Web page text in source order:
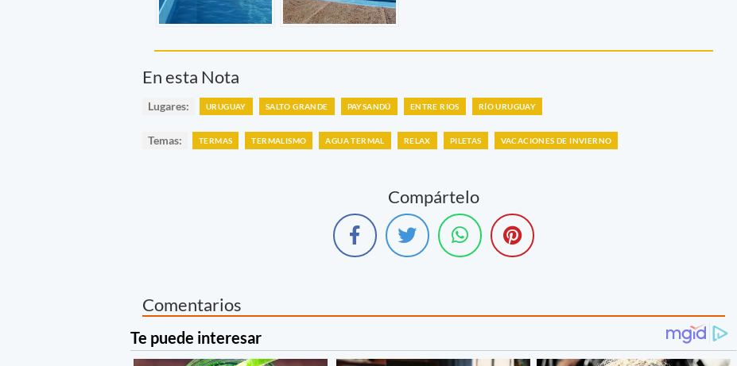
En esta Nota
Lugares: URUGUAY SALTO GRANDE PAYSANDÚ ENTRE RIOS RÍO URUGUAY
Temas: TERMAS TERMALISMO AGUA TERMAL RELAX PILETAS VACACIONES DE INVIERNO
Compártelo
Comentarios